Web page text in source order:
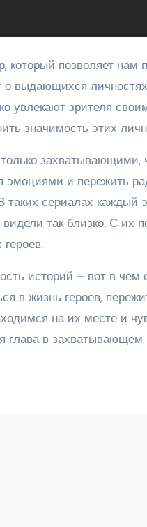
позволяет нам
выдающихся
увлекают зрителя
значимость этих
захватывающими,
эмоциями и пережить
таких сериалах
видели так близко. С
историй – вот в
в жизнь героев,
на их месте и
в захватывающем